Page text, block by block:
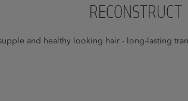
RECONSTRUCT
and healthy looking hair - long-lasting